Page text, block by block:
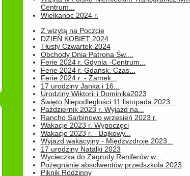
Centrum...
Wielkanoc 2024 r.
Z wizytą na Poczcie
DZIEŃ KOBIET 2024
Tłusty Czwartek 2024
Obchody Dnia Patrona Św....
Ferie 2024 r. Gdynia -Centrum...
Ferie 2024 r. Gdańsk. Czas...
Ferie 2024 r. - Zamek...
17 urodziny Janka i 16...
Urodziny Wiktorii i Dominika2023
Święto Niepodległości 11 listopada 2023...
Październik 2023 r. Wyjazd na...
Rancho Sarbinowo wrzesień 2023 r.
Wakacje 2023 r. Wypoczęci
Wakacje 2023 r. - Bajkowy...
Wyjazd wakacyjny - Międzyzdroje 2023...
17 urodziny Natalki 2023
Wycieczka do Zagrody Reniferów w...
Pożegnanie absolwentów przedszkola 2023
Piknik Rodzinny